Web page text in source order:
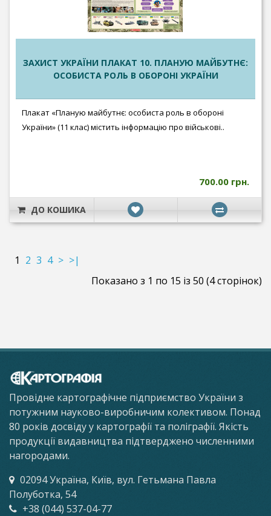
ЗАХИСТ УКРАЇНИ ПЛАКАТ 10. ПЛАНУЮ МАЙБУТНЄ:
ОСОБИСТА РОЛЬ В ОБОРОНІ УКРАЇНИ
Плакат «Планую майбутнє: особиста роль в обороні
України» (11 клас) містить інформацію про військові..
700.00 грн.
ДО КОШИКА
1 2 3 4 > >|
Показано з 1 по 15 із 50 (4 сторінок)
Провідне картографічне підприємство України з
потужним науково-виробничим колективом. Понад
80 років досвіду у картографії та поліграфії. Якість
продукції видавництва підтверджено численними
нагородами.
02094 Україна, Київ, вул. Гетьмана Павла
Полуботка, 54
+38 (044) 537-04-77